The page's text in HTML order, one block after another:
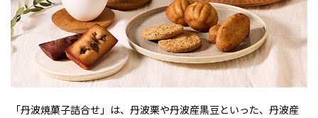
「丹波焼菓子詰合せ」は、丹波栗や丹波産黒豆といった、丹波産